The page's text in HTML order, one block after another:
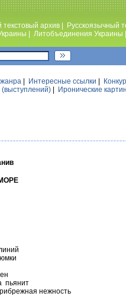
архив Русскоязычный
Литобъединения Украины
Интересные ссылки
Иронические
рюмки
пьянит
нежность